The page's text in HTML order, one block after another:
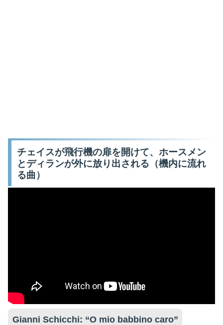
チェイスが飛行機の扉を開けて、ホースメン
とディランが外に放り出される（機内に流れ
る曲）
Gianni Schicchi: “O mio babbino caro”